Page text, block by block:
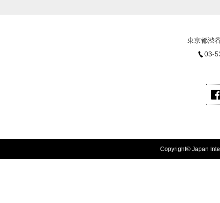
東京都渋
03-
Copyright© Japan